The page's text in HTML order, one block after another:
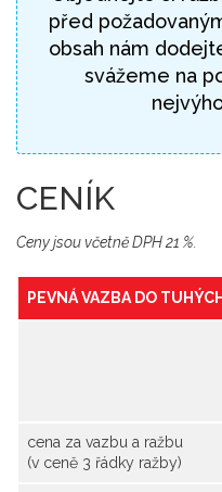
před
obsah nám
svážeme na
CENÍK
Ceny jsou včetně DPH 21 %.
PEVNÁ VAZBA DO
cena za vazbu a ražbu
(v ceně 3 řádky ražby)